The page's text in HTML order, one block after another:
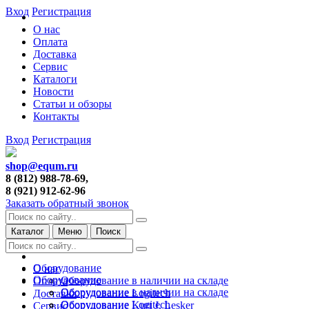
О нас
Оплата
Доставка
Сервис
Каталоги
Новости
Статьи и обзоры
Контакты
Вход Регистрация
Вход Регистрация
shop@equm.ru
8 (812) 988-78-69,
8 (921) 912-62-96
Заказать обратный звонок
Каталог Меню Поиск
О нас
Оплата
Доставка
Сервис
Оборудование
Оборудование в наличии на складе
Оборудование Logitech
Оборудование Kurt J. Lesker
Оборудование
Оборудование в наличии на складе
Оборудование Logitech